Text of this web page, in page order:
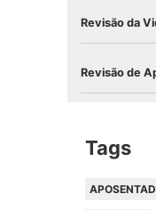
Revisão da
Revisão de
Tags